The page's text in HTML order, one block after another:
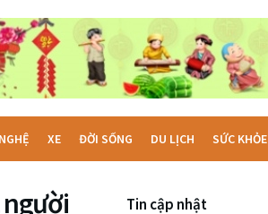
XE ĐỜI SỐNG DU LỊCH SỨC KHỎE
người
Tin cập nhật